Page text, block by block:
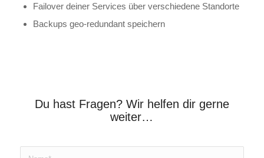
Failover deiner Services über verschiedene Standorte
Backups geo-redundant speichern
Du hast Fragen? Wir helfen dir gerne
weiter…